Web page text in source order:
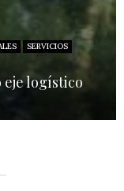
SERVICIOS
eje logístico